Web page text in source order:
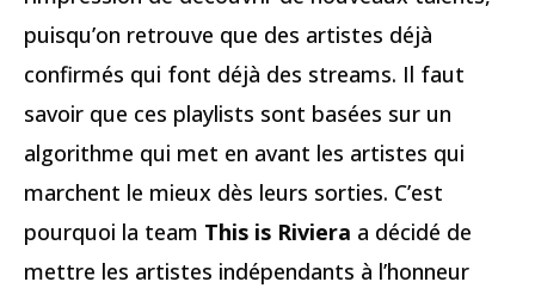
puisqu’on retrouve que des artistes déjà
confirmés qui font déjà des streams. Il faut
savoir que ces playlists sont basées sur un
algorithme qui met en avant les artistes qui
marchent le mieux dès leurs sorties. C’est
pourquoi la team This is Riviera a décidé de
mettre les artistes indépendants à l’honneur